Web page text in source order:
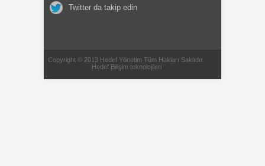
Twitter da takip edin
Copyright © 2013 Hedef Yönetim Tüm Hakları Saklıdır.
Hedef Bilişim teknolojileri